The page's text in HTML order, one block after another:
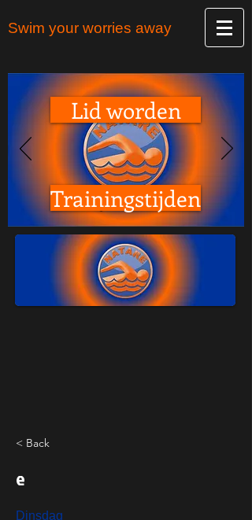
Swim your worries away
Lid worden
Trainingstijden
< Back
e
Dinsdag